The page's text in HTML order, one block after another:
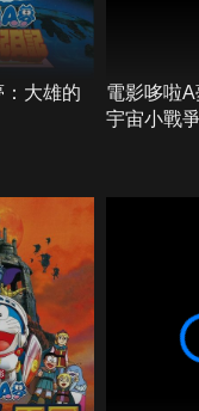
大雄的
電影哆啦
宇宙小戰